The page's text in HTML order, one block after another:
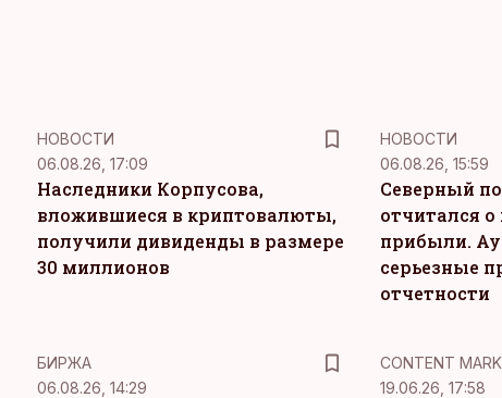
НОВОСТИ
06.08.26, 17:09
Наследники Корпусова,
вложившиеся в криптовалюты,
получили дивиденды в размере
30 миллионов
НОВОСТИ
06.08.26, 15:59
Северный
отчитался
прибыли.
серьезные
отчетности
БИРЖА
06.08.26, 14:29
KM
CONTENT
19.06.26, 17:58